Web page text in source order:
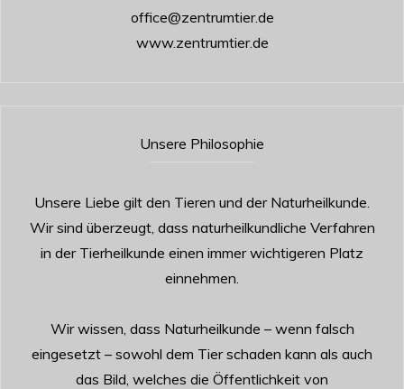
office@zentrumtier.de
www.zentrumtier.de
Unsere Philosophie
Unsere Liebe gilt den Tieren und der Naturheilkunde.
Wir sind überzeugt, dass naturheilkundliche Verfahren
in der Tierheilkunde einen immer wichtigeren Platz
einnehmen.
Wir wissen, dass Naturheilkunde – wenn falsch
eingesetzt – sowohl dem Tier schaden kann als auch
das Bild, welches die Öffentlichkeit von